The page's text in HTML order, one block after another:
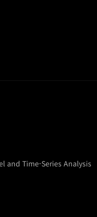
and Time-Series Analysis